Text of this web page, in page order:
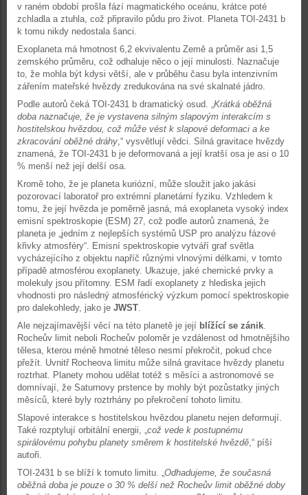
v raném období prošla fází magmatického oceánu, krátce poté
zchladla a ztuhla, což připravilo půdu pro život. Planeta TOI-2431 b
k tomu nikdy nedostala šanci.
Exoplaneta má hmotnost 6,2 ekvivalentu Země a průměr asi 1,5
zemského průměru, což odhaluje něco o její minulosti. Naznačuje
to, že mohla být kdysi větší, ale v průběhu času byla intenzivním
zářením mateřské hvězdy zredukována na své skalnaté jádro.
Podle autorů čeká TOI-2431 b dramatický osud. „ Krátká oběžná
doba naznačuje, že je vystavena silným slapovým interakcím s
hostitelskou hvězdou, což může vést k slapové deformaci a ke
zkracování oběžné dráhy ,“ vysvětlují vědci. Silná gravitace hvězdy
znamená, že TOI-2431 b je deformovaná a její kratší osa je asi o 10
% menší než její delší osa.
Kromě toho, že je planeta kuriózní, může sloužit jako jakási
pozorovací laboratoř pro extrémní planetární fyziku. Vzhledem k
tomu, že její hvězda je poměrně jasná, má exoplaneta vysoký index
emisní spektroskopie (ESM) 27, což podle autorů znamená, že
planeta je „jedním z nejlepších systémů USP pro analýzu fázové
křivky atmosféry“. Emisní spektroskopie vytváří graf světla
vycházejícího z objektu napříč různými vlnovými délkami, v tomto
případě atmosférou exoplanety. Ukazuje, jaké chemické prvky a
molekuly jsou přítomny. ESM řadí exoplanety z hlediska jejich
vhodnosti pro následný atmosférický výzkum pomocí spektroskopie
pro dalekohledy, jako je JWST
Ale nejzajímavější věcí na této planetě je její blížící se zánik
Rocheův limit neboli Rocheův poloměr je vzdálenost od hmotnějšího
tělesa, kterou méně hmotné těleso nesmí překročit, pokud chce
přežít. Uvnitř Rocheova limitu může silná gravitace hvězdy planetu
roztrhat. Planety mohou udělat totéž s měsíci a astronomové se
domnívají, že Saturnovy prstence by mohly být pozůstatky jiných
měsíců, které byly roztrhány po překročení tohoto limitu.
Slapové interakce s hostitelskou hvězdou planetu nejen deformují.
Také rozptylují orbitální energii, „ což vede k postupnému
spirálovému pohybu planety směrem k hostitelské hvězdě ,“ píší
autoři.
TOI-2431 b se blíží k tomuto limitu. „ Odhadujeme, že současná
oběžná doba je pouze o 30 % delší než Rocheův limit oběžné doby